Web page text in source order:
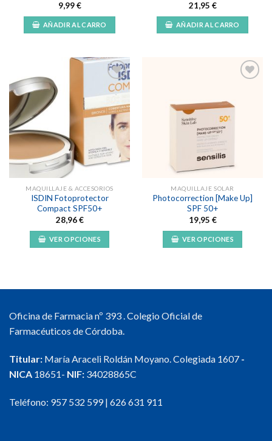
9,99€
AÑADIR AL CARRO
21,95 €
AÑADIR AL CARRO
Añadir
a la
lista de
deseos
MAQUILLAJE & ACCESORIOS
ISDIN Fotoprotector
Compact SPF50+
28,96€
VER OPCIONES
múltiples
Las
opciones
pueden
en
página
Añadir
MAQUILLAJE SOLAR
Photocorrection [Make Up]
SPF 50+
19,95 €
VER OPCIONES
múltiples
Las
pueden
Oficina de Farmacia nº 393 . Colegio Oficial de
Farmacéuticos de Córdoba.
Titular: María Araceli Roldán Moyano. Colegiada 1607 -
NICA 18651- NIF: 34028865C
Teléfono: 957 532 599| 626 631 911